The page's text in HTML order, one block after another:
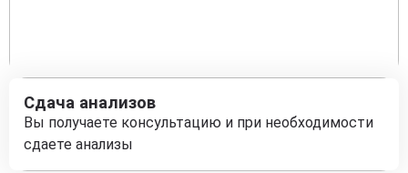
Сдача анализов
Вы получаете консультацию и при необходимости
сдаете анализы